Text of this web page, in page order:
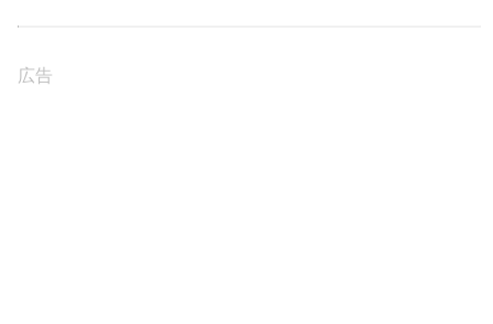
広告